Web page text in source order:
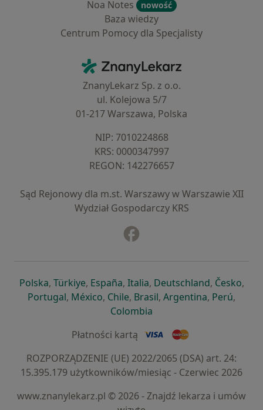
Noa Notes
nowość
Baza wiedzy
Centrum Pomocy dla Specjalisty
ZnanyLekarz - Strona główna
ZnanyLekarz Sp. z o.o.
ul. Kolejowa 5/7
01-217 Warszawa, Polska
NIP: ⁠7010224868
KRS: ⁠0000347997
REGON: ⁠142276657
Sąd Rejonowy dla m.st. Warszawy w Warszawie XII
Wydział Gospodarczy KRS
Polskaotwiera się w nowej karcie
, Türkiyeotwiera się w nowej karcie
, Españaotwiera się w nowej karcie
, Italiaotwiera się w nowej
, Deutschlandotwiera się
, Česko,
Portugalotwiera się w nowej karcie
, Méxicootwiera się w nowej karcie
, Chileotwiera się w nowej karcie
, Brasilotwiera się w nowej
, Argentinaotwiera się
, Perú,
Colombia
Płatności kartą
ROZPORZĄDZENIE (UE) 2022/2065 (DSA) art. 24:
15.395.179 użytkowników/miesiąc - Czerwiec 2026
www.znanylekarz.pl © 2026 - Znajdź lekarza i umów